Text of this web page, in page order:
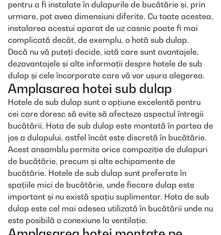
pentru a fi instalate în dulapurile de bucătărie și, prin
urmare, pot avea dimensiuni diferite. Cu toate acestea,
instalarea acestui aparat de uz casnic poate fi mai
complicată decât, de exemplu, o hotă sub dulap.
Dacă nu vă puteți decide, iată care sunt avantajele,
dezavantajele și alte informații despre hotele de sub
dulap și cele încorporate care vă vor ușura alegerea.
Amplasarea hotei sub dulap
Hotele de sub dulap sunt o opțiune excelentă pentru
cei care doresc să evite să afecteze aspectul întregii
bucătării. Hota de sub dulap este montată în partea de
jos a dulapului, astfel încât este discretă în bucătărie.
Acest ansamblu permite orice compoziție de dulapuri
de bucătărie, precum și alte echipamente de
bucătărie. Hotele de sub dulap sunt preferate în
spațiile mici de bucătărie, unde fiecare dulap este
important și nu există spațiu suplimentar. Hota de sub
dulap este cel mai adesea utilizată în bucătării unde nu
este posibilă o conexiune la ventilație.